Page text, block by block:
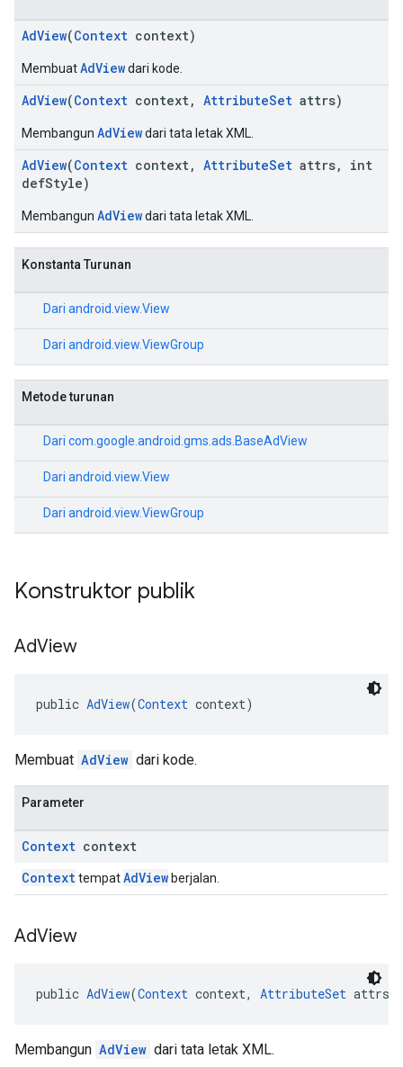
AdView(Context context)
MembuatAdViewdari kode.
AdView(Context context, AttributeSet attrs)
Membangun AdViewdari tata letak XML.
AdView(Context context, AttributeSet attrs, int
defStyle)
Membangun AdViewdari tata letak XML.
Konstanta Turunan
Dari android.view.View
Dari android.view.ViewGroup
Metode turunan
Dari com.google.android.gms.ads.BaseAdView
Dari android.view.View
Dari android.view.ViewGroup
Konstruktor publik
AdView
public AdView(Context context)
Membuat AdView dari kode.
Parameter
Context context
ContexttempatAdView berjalan.
AdView
public AdView(Context context, AttributeSet attrs)
Membangun AdView dari tata letak XML.